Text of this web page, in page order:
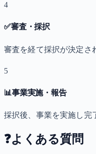
4
✅審査・採択
審査を経て採択が決定さ
5
📊事業実施・報告
採択後、事業を実施し完
❓よくある質問